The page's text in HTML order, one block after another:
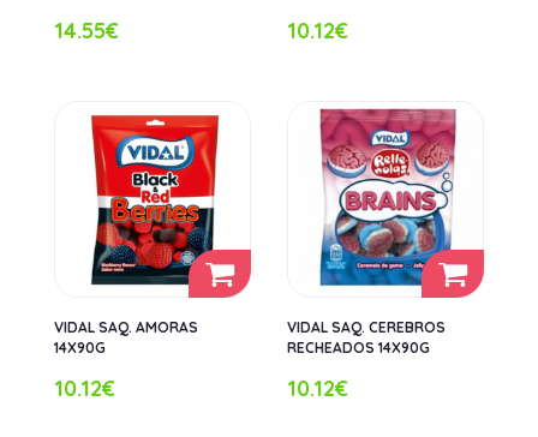
14.55€ 10.12€
VIDAL SAQ. AMORAS
14X90G
10.12€
VIDAL SAQ. CEREBROS
RECHEADOS 14X90G
10.12€